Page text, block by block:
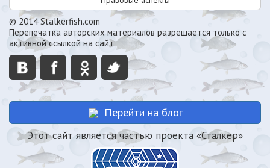
© 2014 Stalkerfish.com
Перепечатка авторских материалов разрешается только с
активной ссылкой на сайт
Перейти на блог
Этот сайт является частью проекта «Сталкер»